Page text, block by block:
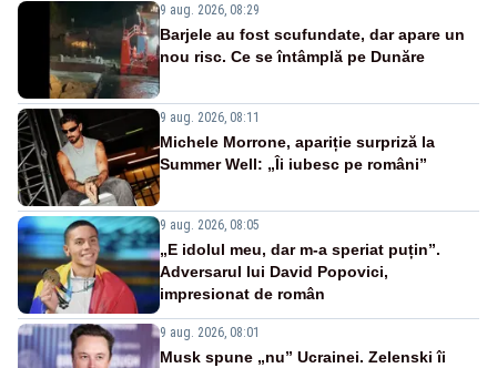
9 aug. 2026, 08:29
Barjele au fost scufundate, dar apare un
nou risc. Ce se întâmplă pe Dunăre
9 aug. 2026, 08:11
Michele Morrone, apariție surpriză la
Summer Well: „Îi iubesc pe români”
9 aug. 2026, 08:05
„E idolul meu, dar m-a speriat puțin”.
Adversarul lui David Popovici,
impresionat de român
9 aug. 2026, 08:01
Musk spune „nu” Ucrainei. Zelenski îi